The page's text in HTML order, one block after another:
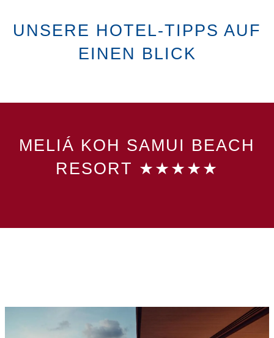
UNSERE HOTEL-TIPPS AUF
EINEN BLICK
MELIÁ KOH SAMUI BEACH
RESORT ★★★★★